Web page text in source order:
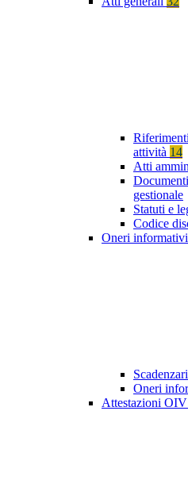
attività 14
Atti
gestionale
Statuti e
Codice
Oneri
Oneri
Attestazioni OIV